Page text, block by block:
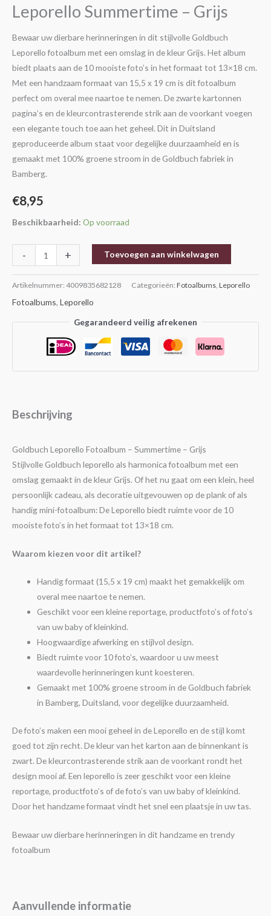
Leporello Summertime – Grijs
Bewaar uw dierbare herinneringen in dit stijlvolle Goldbuch
Leporello fotoalbum met een omslag in de kleur Grijs. Het album
biedt plaats aan de 10 mooiste foto’s in het formaat tot 13×18 cm.
Met een handzaam formaat van 15,5 x 19 cm is dit fotoalbum
perfect om overal mee naartoe te nemen. De zwarte kartonnen
pagina’s en de kleurcontrasterende strik aan de voorkant voegen
een elegante touch toe aan het geheel. Dit in Duitsland
geproduceerde album staat voor degelijke duurzaamheid en is
gemaakt met 100% groene stroom in de Goldbuch fabriek in
Bamberg.
€8,95
Beschikbaarheid: Op voorraad
-
aantal
+ Toevoegen aan winkelwagen
Artikelnummer: 4009835682128 Categorieën: Fotoalbums, Leporello
Fotoalbums, Leporello
Gegarandeerd veilig afrekenen
Beschrijving
Goldbuch Leporello Fotoalbum – Summertime – Grijs
Stijlvolle Goldbuch leporello als harmonica fotoalbum met een
omslag gemaakt in de kleur Grijs. Of het nu gaat om een klein, heel
persoonlijk cadeau, als decoratie uitgevouwen op de plank of als
handig mini-fotoalbum: De Leporello biedt ruimte voor de 10
mooiste foto’s in het formaat tot 13×18 cm.
Waarom kiezen voor dit artikel?
Handig formaat (15,5 x 19 cm) maakt het gemakkelijk om
overal mee naartoe te nemen.
Geschikt voor een kleine reportage, productfoto’s of foto’s
van uw baby of kleinkind.
Hoogwaardige afwerking en stijlvol design.
Biedt ruimte voor 10 foto’s, waardoor u uw meest
waardevolle herinneringen kunt koesteren.
Gemaakt met 100% groene stroom in de Goldbuch fabriek
in Bamberg, Duitsland, voor degelijke duurzaamheid.
De foto’s maken een mooi geheel in de Leporello en de stijl komt
goed tot zijn recht. De kleur van het karton aan de binnenkant is
zwart. De kleurcontrasterende strik aan de voorkant rondt het
design mooi af. Een leporello is zeer geschikt voor een kleine
reportage, productfoto’s of de foto’s van uw baby of kleinkind.
Door het handzame formaat vindt het snel een plaatsje in uw tas.
Bewaar uw dierbare herinneringen in dit handzame en trendy
fotoalbum
Aanvullende informatie